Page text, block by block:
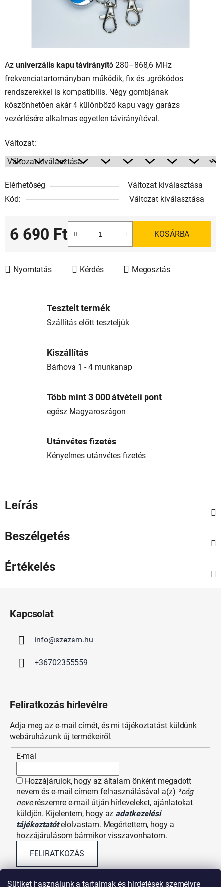
Sütiket használunk a tartalmak és hirdetések személyre
Az univerzális kapu távirányító 280–868,6 MHz
frekvenciatartományban működik, fix és ugrókódos
rendszerekkel is kompatibilis. Négy gombjának
köszönhetően akár 4 különböző kapu vagy garázs
vezérlésére alkalmas egyetlen távirányítóval.
Változat:
Elérhetőség
Változat kiválasztása
Kód:
Változat kiválasztása
6 690 Ft KOSÁRBA
Nyomtatás Kérdés Megosztás
Tesztelt termék
Szállítás előtt teszteljük
Kiszállítás
Bárhová 1 - 4 munkanap
Több mint 3 000 átvételi pont
egész Magyaroszágon
Utánvétes fizetés
Kényelmes utánvétes fizetés
Leírás
Beszélgetés
Értékelés
Kapcsolat
info@szezam.hu
+36702355559
Feliratkozás hírlevélre
Adja meg az e-mail címét, és mi tájékoztatást küldünk
webáruházunk új termékeiről.
E-mail
Hozzájárulok, hogy az általam önként megadott
nevem és e-mail címem felhasználásával a(z) *cég
neverészemre e-mail útján hírleveleket, ajánlatokat
küldjön. Kijelentem, hogy az adatkezelési
tájékoztatót elolvastam. Megértettem, hogy a
hozzájárulásom bármikor visszavonhatom.
FELIRATKOZÁS